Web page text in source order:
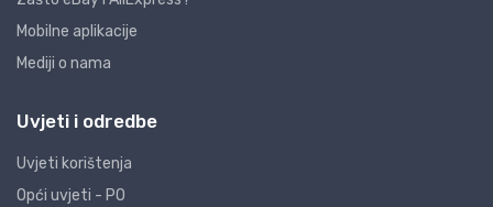
Mobilne aplikacije
Mediji o nama
Uvjeti i odredbe
Uvjeti korištenja
Opći uvjeti - PO